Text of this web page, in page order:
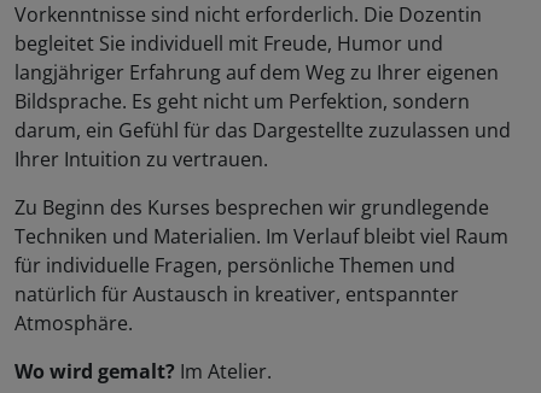
Vorkenntnisse sind nicht erforderlich. Die Dozentin
begleitet Sie individuell mit Freude, Humor und
langjähriger Erfahrung auf dem Weg zu Ihrer eigenen
Bildsprache. Es geht nicht um Perfektion, sondern
darum, ein Gefühl für das Dargestellte zuzulassen und
Ihrer Intuition zu vertrauen.
Zu Beginn des Kurses besprechen wir grundlegende
Techniken und Materialien. Im Verlauf bleibt viel Raum
für individuelle Fragen, persönliche Themen und
natürlich für Austausch in kreativer, entspannter
Atmosphäre.
Wo wird gemalt? Im Atelier.